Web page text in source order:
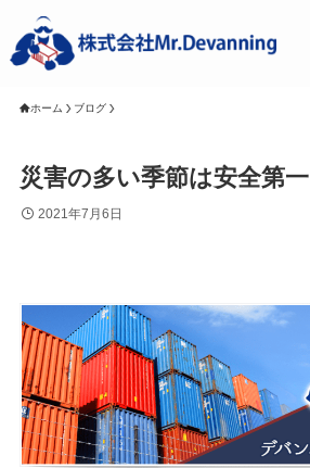
ホーム ブログ
災害の多い季節は安全第一
2021年7月6日